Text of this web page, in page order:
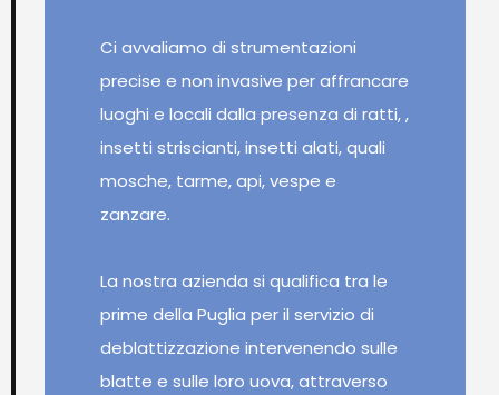
Ci avvaliamo di strumentazioni
precise e non invasive per affrancare
luoghi e locali dalla presenza di ratti, ,
insetti striscianti, insetti alati, quali
mosche, tarme, api, vespe e
zanzare.
La nostra azienda si qualifica tra le
prime della Puglia per il servizio di
deblattizzazione intervenendo sulle
blatte e sulle loro uova, attraverso